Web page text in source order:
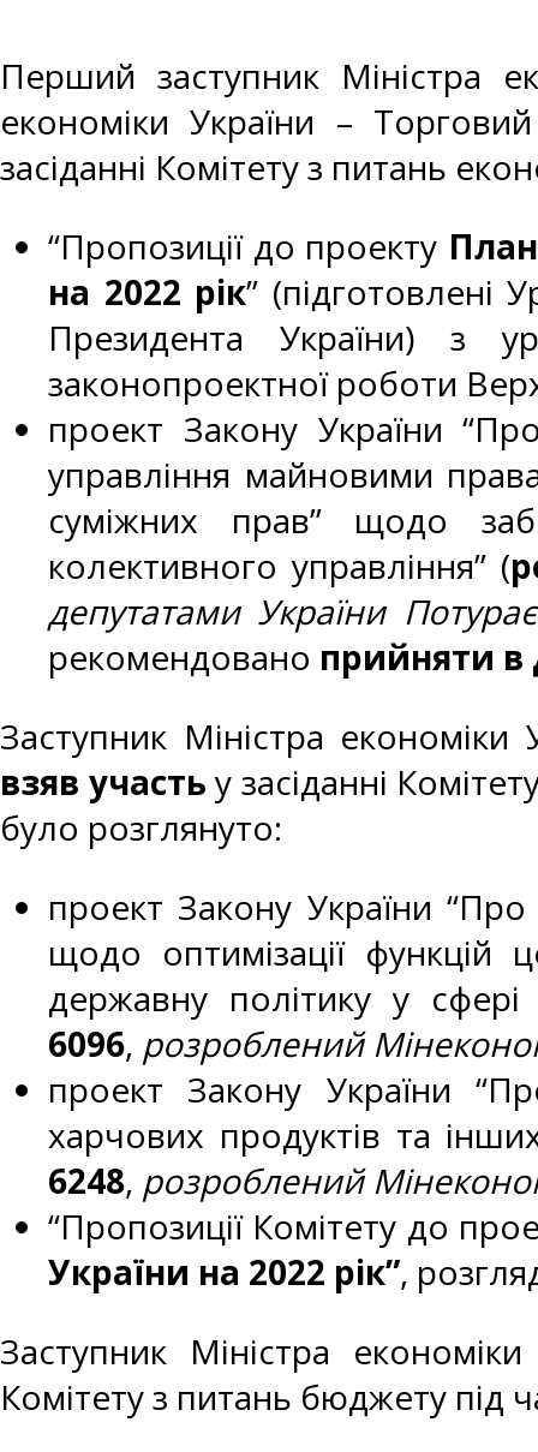
Перший заступник Міністра
економіки України –
засіданні Комітету з питань
“Пропозиції до проекту
на 2022 рік” (підготовлені
Президента України) з
законопроектної роботи
проект Закону України
управління майновими
суміжних прав” щодо
колективного управління” (
депутатами України
рекомендовано прийняти в
Заступник Міністра
взяв участьу засіданні
було розглянуто:
проект Закону України
щодо оптимізації функцій
державну політику у сфері
6096, розроблений
проект Закону України
харчових продуктів та
6248, розроблений
“Пропозиції Комітету до
України на 2022 рік”,
Заступник Міністра
Комітету з питань бюджету під